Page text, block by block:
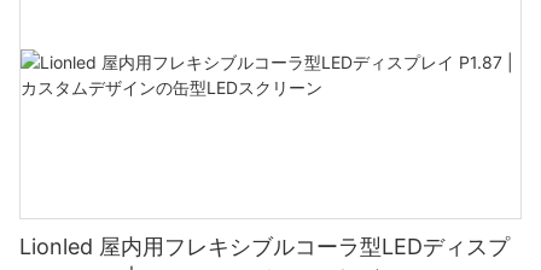
Lionled 屋内用フレキシブルコーラ型LEDディスプ